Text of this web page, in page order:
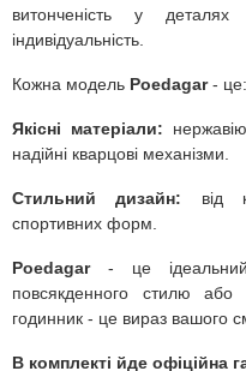
витонченість у
індивідуальність.
Кожна модель Poedagar- це:
Якісні матеріали:
надійні кварцові механізми.
Стильний дизайн: від
спортивних форм.
Poedagar- це ідеальний
повсякденного стилю
годинник - це вираз вашого
В комплекті йде офіційна